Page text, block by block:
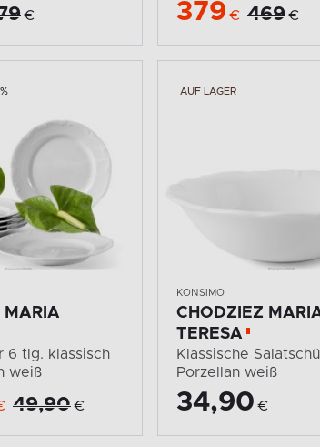
€ 379 € 469 €
MARIA
6 tlg. klassisch
weiß
49,90 €
AUF LAGER
KONSIMO
CHODZIEZ
TERESA
Klassische
Porzellan weiß
34,90 €